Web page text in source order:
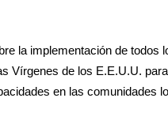
la implementación de
Vírgenes de los E.E.U.U.
en las comunidades